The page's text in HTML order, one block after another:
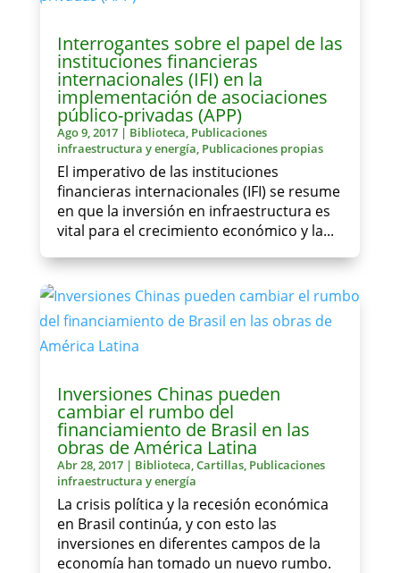
Interrogantes sobre el papel de las
instituciones financieras
internacionales (IFI) en la
implementación de asociaciones
público-privadas (APP)
Ago 9, 2017| Biblioteca, Publicaciones
infraestructura y energía, Publicaciones propias
El imperativo de las instituciones
financieras internacionales (IFI) se resume
en que la inversión en infraestructura es
vital para el crecimiento económico y la...
Inversiones Chinas pueden
cambiar el rumbo del
financiamiento de Brasil en las
obras de América Latina
Abr 28, 2017| Biblioteca,Cartillas, Publicaciones
infraestructura y energía
La crisis política y la recesión económica
en Brasil continúa, y con esto las
inversiones en diferentes campos de la
economía han tomado un nuevo rumbo.